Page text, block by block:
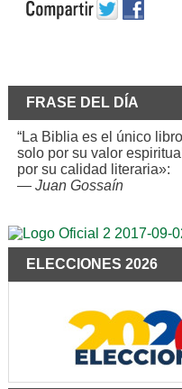
FRASE DEL DÍA
“La Biblia es el único
solo por su valor
por su calidad literaria»:
— Juan Gossaín
ELECCIONES 2026